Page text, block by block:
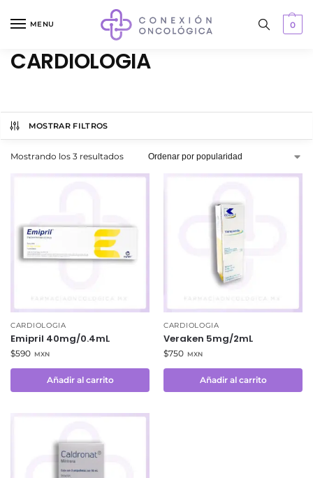
MENU 0
CARDIOLOGIA
MOSTRAR FILTROS
Mostrando los 3 resultados
CARDIOLOGIA
Emipril 40mg/0.4mL
$590 MXN
Añadir al carrito
CARDIOLOGIA
Veraken 5mg/2mL
$750 MXN
Añadir al carrito